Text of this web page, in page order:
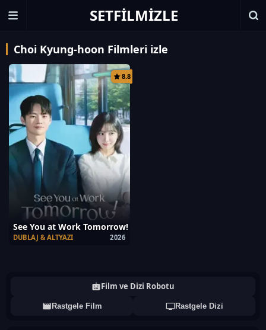
SETFILMIZLE
Choi Kyung-hoon Filmleri izle
8.8
See You at Work Tomorrow!
2026
DUBLAJ & ALTYAZI
Film ve Dizi Robotu
Rastgele Film Rastgele Dizi